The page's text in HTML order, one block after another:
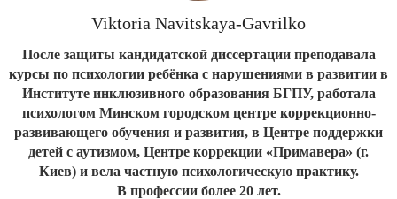
Viktoria Navitskaya-Gavrilko
После защиты кандидатской диссертации преподавала
курсы по психологии ребёнка с нарушениями в развитии в
Институте инклюзивного образования БГПУ, работала
психологом Минском городском центре коррекционно-
развивающего обучения и развития, в Центре поддержки
детей с аутизмом, Центре коррекции «Примавера» (г.
Киев) и вела частную психологическую практику.
В профессии более 20 лет.